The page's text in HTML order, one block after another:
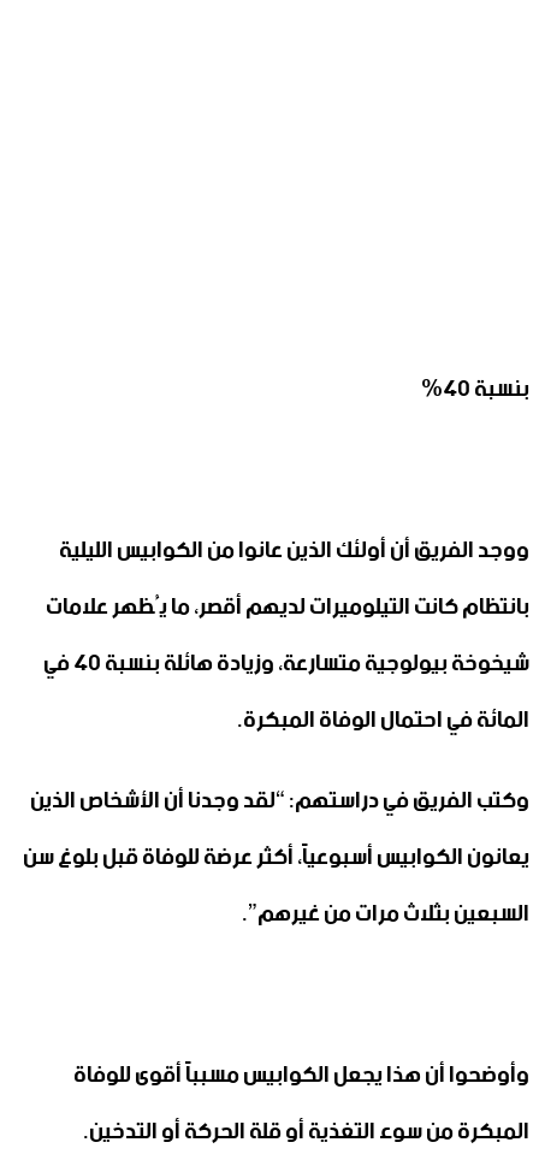
بنسبة 40%
ووجد الفريق أن أولئك الذين عانوا من الكوابيس الليلية
بانتظام كانت التيلوميرات لديهم أقصر، ما يُظهر علامات
شيخوخة بيولوجية متسارعة، وزيادة هائلة بنسبة 40 في
المائة في احتمال الوفاة المبكرة.
وكتب الفريق في دراستهم: “لقد وجدنا أن الأشخاص الذين
يعانون الكوابيس أسبوعياً، أكثر عرضة للوفاة قبل بلوغ سن
السبعين بثلاث مرات من غيرهم”.
وأوضحوا أن هذا يجعل الكوابيس مسبباً أقوى للوفاة
المبكرة من سوء التغذية أو قلة الحركة أو التدخين.